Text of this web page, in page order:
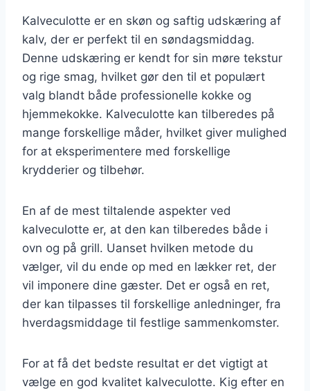
Kalveculotte er en skøn og saftig udskæring af
kalv, der er perfekt til en søndagsmiddag.
Denne udskæring er kendt for sin møre tekstur
og rige smag, hvilket gør den til et populært
valg blandt både professionelle kokke og
hjemmekokke. Kalveculotte kan tilberedes på
mange forskellige måder, hvilket giver mulighed
for at eksperimentere med forskellige
krydderier og tilbehør.
En af de mest tiltalende aspekter ved
kalveculotte er, at den kan tilberedes både i
ovn og på grill. Uanset hvilken metode du
vælger, vil du ende op med en lækker ret, der
vil imponere dine gæster. Det er også en ret,
der kan tilpasses til forskellige anledninger, fra
hverdagsmiddage til festlige sammenkomster.
For at få det bedste resultat er det vigtigt at
vælge en god kvalitet kalveculotte. Kig efter en